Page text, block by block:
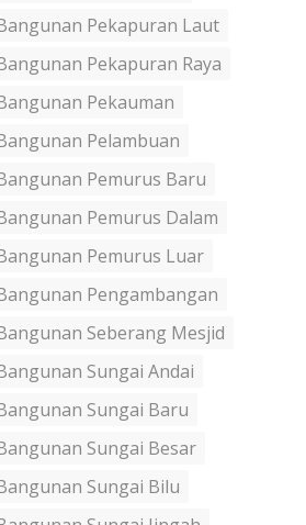
Pekapuran Laut
Pekapuran Raya
Pekauman
Pelambuan
Pemurus Baru
Pemurus Dalam
Pemurus Luar
Pengambangan
Seberang Mesjid
Sungai Andai
Sungai Baru
Sungai Besar
Sungai Bilu